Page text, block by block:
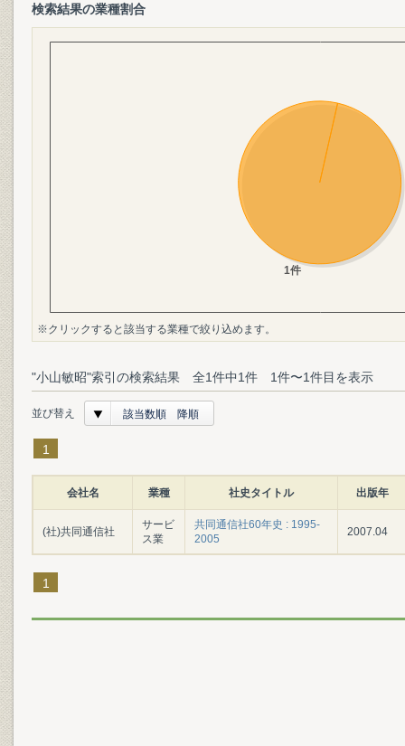
検索結果の業種割合
※クリックすると該当する業種で絞り込めます。
"小山敏昭"索引の検索結果 全1件中1件 1件〜1件目を表示
並び替え 該当数順 降順
1
会社名 業種 社史タイトル 出版年
(社)共同通信社
サービ
ス業
共同通信社60年史 : 1995-
2005
2007.04
1